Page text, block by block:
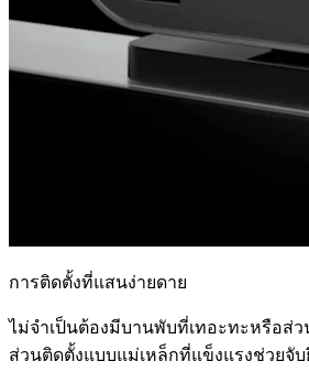
การติดตั้งที่แสนง่ายดาย
ไม่จำเป็นต้องมีบานพับที่เทอะทะหรือส่
ส่วนติดตั้งแบบแม่เหล็กที่แข็งแรงช่วยจับ